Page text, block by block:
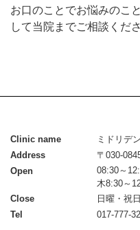
お口のことでお悩みのこ
して当院までご相談くださ
Clinic name
ミドリデ
Address
〒030-
Open
08:30～
木8:30～
Close
日曜・祝日
Tel
017-777-